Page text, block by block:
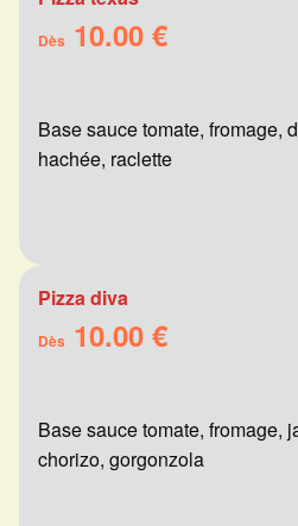
Dès 10.00 €
Base sauce tomate, fromage,
hachée, raclette
Pizza diva
Dès 10.00 €
Base sauce tomate, fromage,
chorizo, gorgonzola